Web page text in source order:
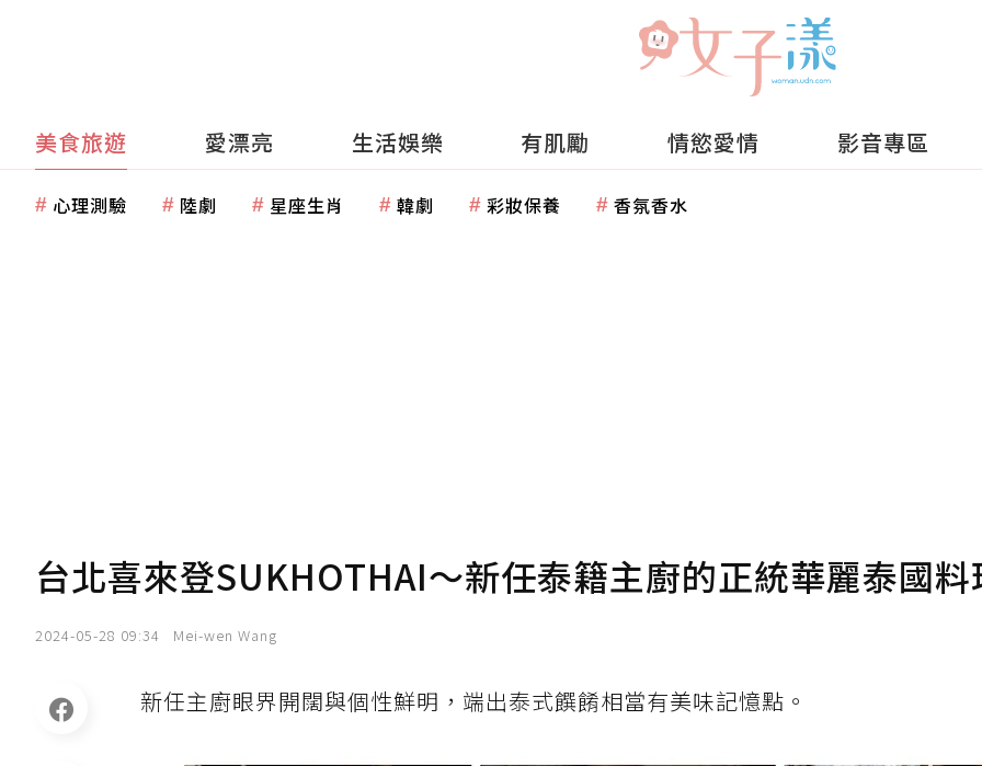
美食旅遊 愛漂亮 生活娛樂 有肌勵 情慾愛情 影音專區
心理測驗 陸劇 星座生肖 韓劇 彩妝保養 香氛香水
台北喜來登SUKHOTHAI～新任泰籍主廚的正統華麗泰國料
2024-05-28 09:34 Mei-wen Wang
新任主廚眼界開闊與個性鮮明，端出泰式饌餚相當有美味記憶點。